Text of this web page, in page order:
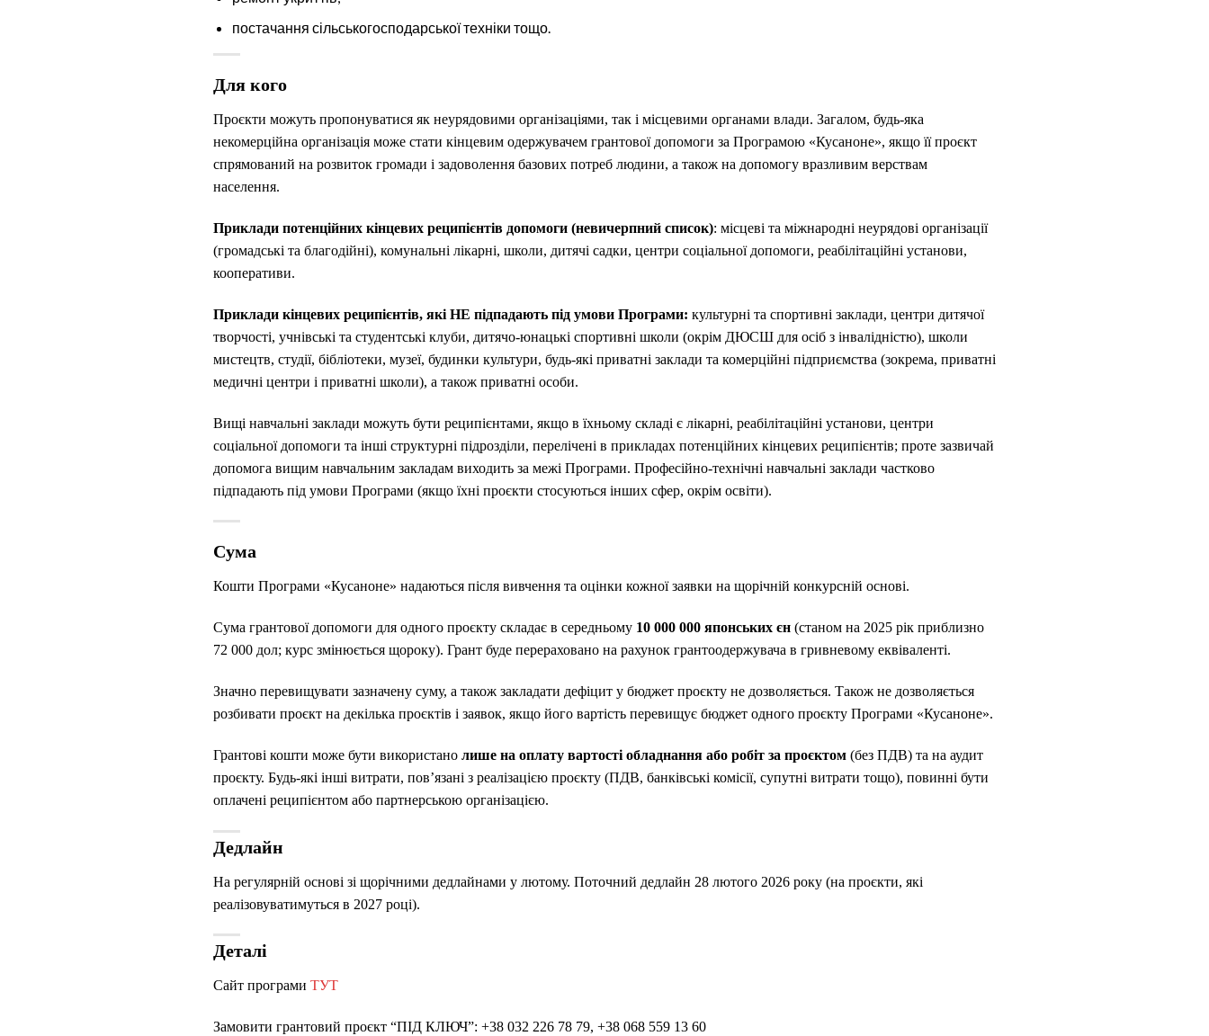
постачання сільськогосподарської техніки тощо.
Для кого
Проєкти можуть пропонуватися як неурядовими організаціями, так і місцевими органами влади. Загалом, будь-яка
некомерційна організація може стати кінцевим одержувачем грантової допомоги за Програмою «Кусаноне», якщо її проєкт
спрямований на розвиток громади і задоволення базових потреб людини, а також на допомогу вразливим верствам
населення.
Приклади потенційних кінцевих реципієнтів допомоги (невичерпний список): місцеві та міжнародні неурядові організації
(громадські та благодійні), комунальні лікарні, школи, дитячі садки, центри соціальної допомоги, реабілітаційні установи,
кооперативи.
Приклади кінцевих реципієнтів, які НЕ підпадають під умови Програми: культурні та спортивні заклади, центри дитячої
творчості, учнівські та студентські клуби, дитячо-юнацькі спортивні школи (окрім ДЮСШ для осіб з інвалідністю), школи
мистецтв, студії, бібліотеки, музеї, будинки культури, будь-які приватні заклади та комерційні підприємства (зокрема, приватні
медичні центри і приватні школи), а також приватні особи.
Вищі навчальні заклади можуть бути реципієнтами, якщо в їхньому складі є лікарні, реабілітаційні установи, центри
соціальної допомоги та інші структурні підрозділи, перелічені в прикладах потенційних кінцевих реципієнтів; проте зазвичай
допомога вищим навчальним закладам виходить за межі Програми. Професійно-технічні навчальні заклади частково
підпадають під умови Програми (якщо їхні проєкти стосуються інших сфер, окрім освіти).
Сума
Кошти Програми «Кусаноне» надаються після вивчення та оцінки кожної заявки на щорічній конкурсній основі.
Сума грантової допомоги для одного проєкту складає в середньому 10 000 000 японських єн (станом на 2025 рік приблизно
72 000 дол; курс змінюється щороку). Грант буде перераховано на рахунок грантоодержувача в гривневому еквіваленті.
Значно перевищувати зазначену суму, а також закладати дефіцит у бюджет проєкту не дозволяється. Також не дозволяється
розбивати проєкт на декілька проєктів і заявок, якщо його вартість перевищує бюджет одного проєкту Програми «Кусаноне».
Грантові кошти може бути використано лише на оплату вартості обладнання або робіт за проєктом (без ПДВ) та на аудит
проєкту. Будь-які інші витрати, пов’язані з реалізацією проєкту (ПДВ, банківські комісії, супутні витрати тощо), повинні бути
оплачені реципієнтом або партнерською організацією.
Дедлайн
На регулярній основі зі щорічними дедлайнами у лютому. Поточний дедлайн 28 лютого 2026 року (на проєкти, які
реалізовуватимуться в 2027 році).
Деталі
Сайт програми ТУТ
Замовити грантовий проєкт “ПІД КЛЮЧ”: +38 032 226 78 79, +38 068 559 13 60